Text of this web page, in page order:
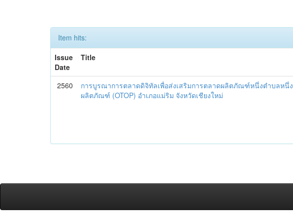
Item hits:
Issue
Date
Title
2560
การบูรณาการตลาดดิจิทัลเพื่อส่งเสริมการตลาดผลิตภัณฑ์หนึ่งตำบลหนึ่ง
ผลิตภัณฑ์ (OTOP) อำเภอแม่ริม จังหวัดเชียงใหม่